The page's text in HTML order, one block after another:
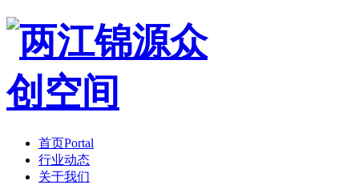
首页Portal
行业动态
关于我们